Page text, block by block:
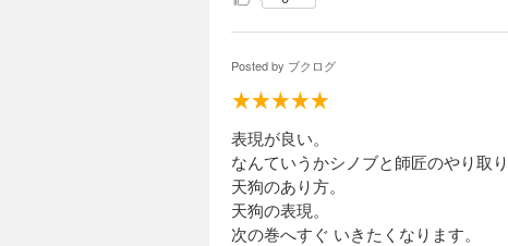
Posted by ブクログ
表現が良い。
なんていうかシノブと師匠のやり取り
天狗のあり方。
天狗の表現。
次の巻へすぐ いきたくなります。